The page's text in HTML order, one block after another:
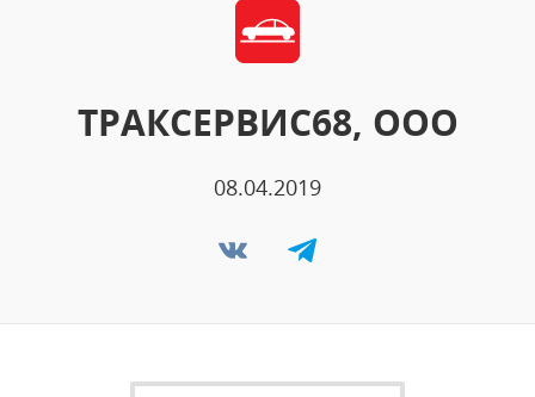
ТРАКСЕРВИС68, ООО
08.04.2019